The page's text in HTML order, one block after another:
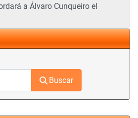
a Álvaro Cunqueiro el
Buscar